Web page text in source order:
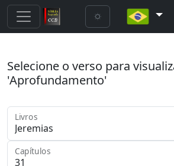
Selecione o verso para
'Aprofundamento'
Livros
Capítulos